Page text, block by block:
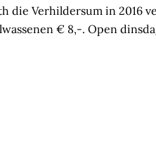
die Verhildersum in 2016
€ 8,-. Open